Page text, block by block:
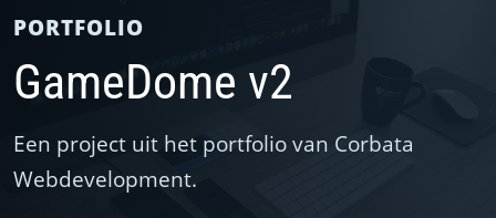
PORTFOLIO
GameDome v2
Een project uit het portfolio van Corbata
Webdevelopment.